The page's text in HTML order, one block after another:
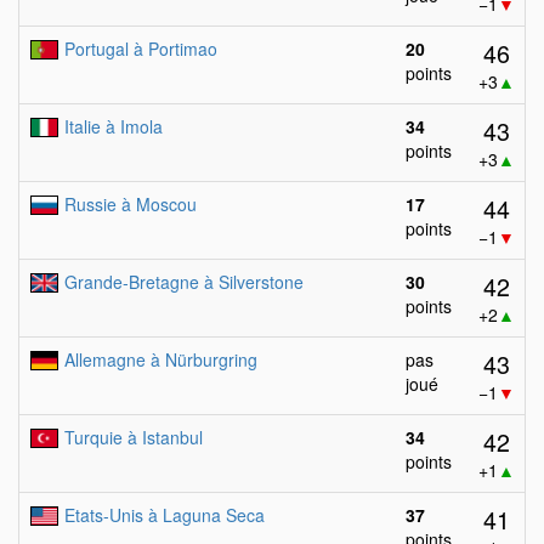
Portugal à Portimao
20
points
46
+3 ▲
Italie à Imola
34
points
43
+3 ▲
Russie à Moscou
17
points
44
−1 ▼
Grande-Bretagne à Silverstone
30
points
42
+2 ▲
Allemagne à Nürburgring
pas
joué
43
−1 ▼
Turquie à Istanbul
34
points
42
+1 ▲
Etats-Unis à Laguna Seca
37
points
41